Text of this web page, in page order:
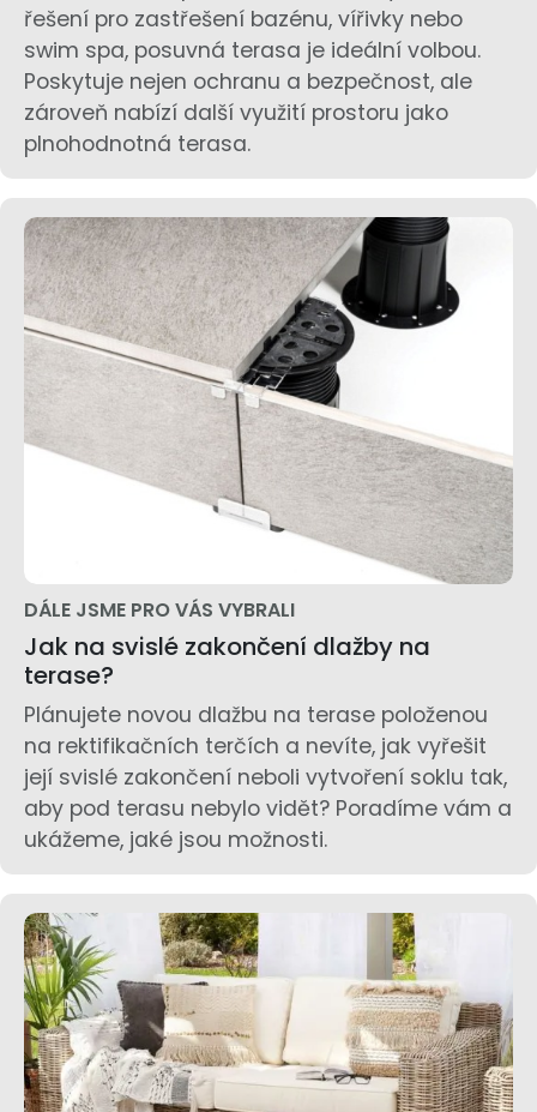
řešení pro zastřešení bazénu, vířivky nebo
swim spa, posuvná terasa je ideální volbou.
Poskytuje nejen ochranu a bezpečnost, ale
zároveň nabízí další využití prostoru jako
plnohodnotná terasa.
DÁLE JSME PRO VÁS VYBRALI
Jak na svislé zakončení dlažby na
terase?
Plánujete novou dlažbu na terase položenou
na rektifikačních terčích a nevíte, jak vyřešit
její svislé zakončení neboli vytvoření soklu tak,
aby pod terasu nebylo vidět? Poradíme vám a
ukážeme, jaké jsou možnosti.